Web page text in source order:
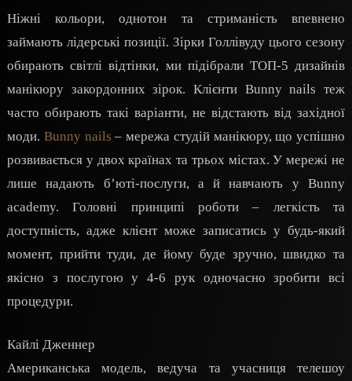
Ніжні кольори, однотон та стриманість впевнено
займають лідерські позиції. Зірки Голлівуду цього сезону
обирають світлі відтінки, ми підібрали ТОП-5 дизайнів
манікюру закордонних зірок. Клієнти Bunny nails теж
часто обирають такі варіанти, не відстають від західної
моди. Bunny nails – мережа студій манікюру, що успішно
розвивається у двох країнах та трьох містах. У мережі не
лише надають б’юті-послуги, а й навчають у Bunny
academy. Головні принципі роботи – легкість та
доступність, адже клієнт може записатись у будь-який
момент, прийти туди, де йому буде зручно, швидко та
якісно з послугою у 4-6 рук одночасно зробити всі
процедури.
Кайлі Дженнер
Американська модель, ведуча та учасниця телешоу